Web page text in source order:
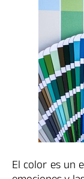
El color es un